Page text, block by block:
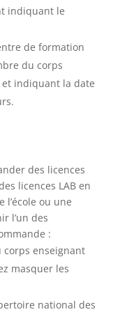
indiquant le
de formation
du corps
indiquant la date
des licences
licences LAB en
ou une
l’un des
:
corps enseignant
masquer les
national des